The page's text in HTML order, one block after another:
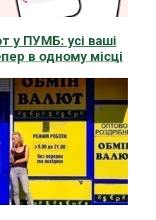
у ПУМБ: усі ваші
в одному місці